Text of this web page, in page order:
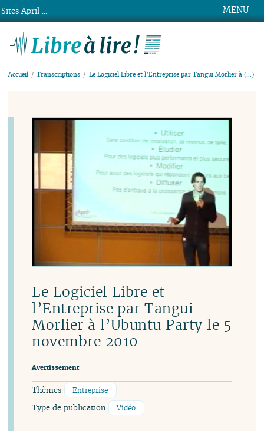
MENU
Accueil Transcriptions Le Logiciel Libre et l’Entreprise par Tangui Morlier à (…)
Le Logiciel Libre et
l’Entreprise par Tangui
Morlier à l’Ubuntu Party le 5
novembre 2010
Avertissement
Thèmes Entreprise
Type de publication Vidéo
Sites April ...